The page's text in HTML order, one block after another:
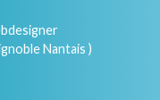
Nantais )